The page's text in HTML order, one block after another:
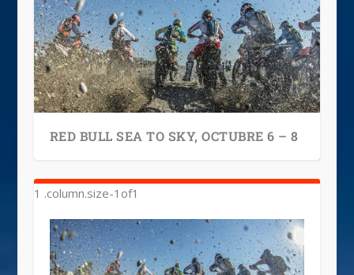
RED BULL SEA TO SKY, OCTUBRE 6 – 8